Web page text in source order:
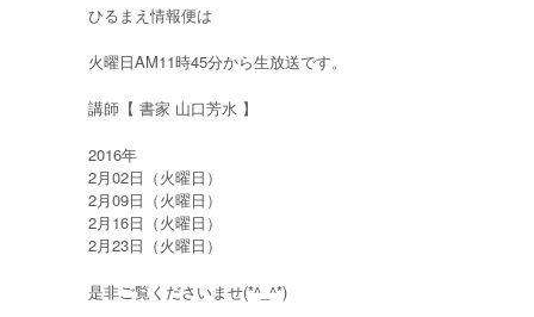
ひるまえ情報便は
火曜日AM11時45分から生放送です。
講師【 書家 山口芳水 】
2016年
2月02日（火曜日）
2月09日（火曜日）
2月16日（火曜日）
2月23日（火曜日）
是非ご覧くださいませ(*^_^*)